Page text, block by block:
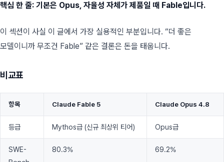
핵심 한 줄: 기본은 Opus, 자율성 자체가 제품일 때 Fable입니다.
이 섹션이 사실 이 글에서 가장 실용적인 부분입니다. “더 좋은
모델이니까 무조건 Fable” 같은 결론은 돈을 태웁니다.
비교표
항목 Claude Fable 5 Claude Opus 4.8
등급 Mythos급 (신규 최상위 티어) Opus급
SWE-
80.3% 69.2%